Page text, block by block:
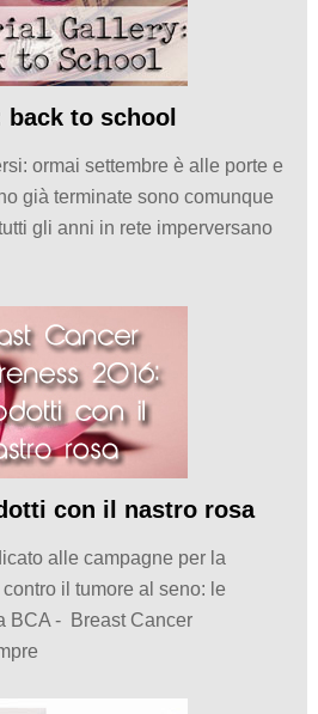
to school
ormai settembre è alle porte e
già terminate sono comunque
gli anni in rete imperversano
con il nastro rosa
alle campagne per la
il tumore al seno: le
BCA - Breast Cancer